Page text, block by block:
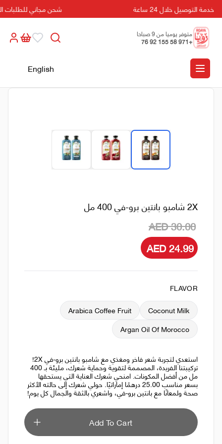
خدمة التوصيل خلال 24 ساعة شحن مجاني للطلبات التي
متوفر يوميا من 9 صباحا
الى 5 مسائا
+971 58 155 92 76
English
2X شامبو بانتين برو-في 400 مل
AED 30.00
AED 24.99
FLAVOR
Coconut Milk
Arabica Coffee Fruit
Argan Oil Of Morocco
استعدي لتجربة شعر فاخر ومغذي مع شامبو بانتين برو-في 2X!
تركيبتنا الفريدة، المصممة لتقوية وحماية شعرك، مليئة بـ 400
مل من أفضل المكونات. امنحي شعرك العناية التي يستحقها
بسعر مناسب 25.00 درهمًا إماراتيًا. حولي شعرك إلى حالته الأكثر
صحة ولمعانًا مع بانتين برو-في، واشعري بالثقة والجمال كل يوم!
Add To Cart